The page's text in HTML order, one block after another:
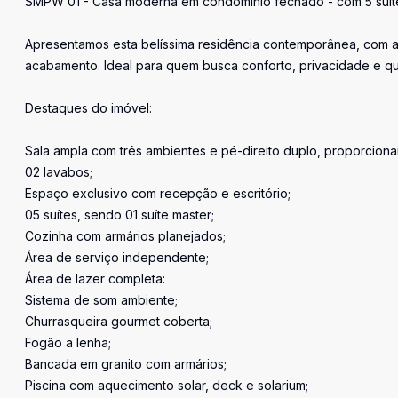
Apresentamos esta belíssima residência contemporânea,
acabamento. Ideal para quem busca conforto, privacidade e
Destaques do imóvel:
Sala ampla com três ambientes e pé-direito duplo,
02 lavabos;
Espaço exclusivo com recepção e escritório;
05 suítes, sendo 01 suíte master;
Cozinha com armários planejados;
Área de serviço independente;
Área de lazer completa:
Sistema de som ambiente;
Churrasqueira gourmet coberta;
Fogão a lenha;
Bancada em granito com armários;
Piscina com aquecimento solar, deck e solarium;